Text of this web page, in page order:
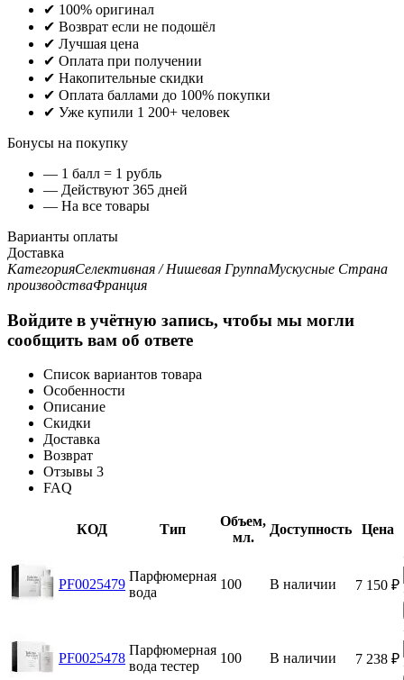
✔ 100% оригинал
✔ Возврат если не подошёл
✔ Лучшая цена
✔ Оплата при получении
✔ Накопительные скидки
✔ Оплата баллами до 100% покупки
✔ Уже купили 1 200+ человек
Бонусы на покупку
— 1 балл = 1 рубль
— Действуют 365 дней
— На все товары
Варианты оплаты
Доставка
КатегорияСелективная / Нишевая ГруппаМускусные Страна
производстваФранция
Войдите в учётную запись, чтобы мы могли
сообщить вам об ответе
Список вариантов товара
Особенности
Описание
Скидки
Доставка
Возврат
Отзывы 3
FAQ
КОД Тип
Объем,
мл.
Доступность Цена
PF0025479
Парфюмерная
вода
100 В наличии 7 150 ₽
PF0025478
Парфюмерная
вода тестер
100 В наличии 7 238 ₽